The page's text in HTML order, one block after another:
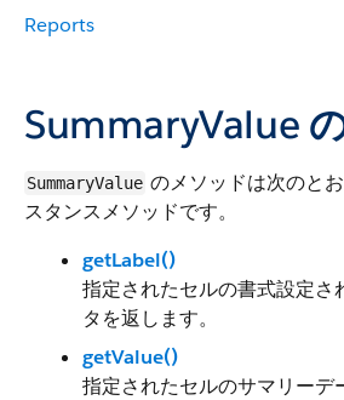
Reports
SummaryValue
SummaryValue のメソッドは次のと
スタンスメソッドです。
getLabel()
指定されたセルの書式設定さ
タを返します。
getValue()
指定されたセルのサマリーデ